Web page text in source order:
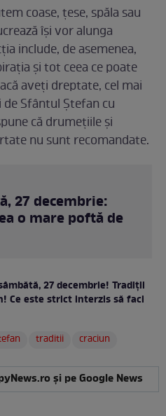
coase, țese, spăla sau
își vor alunga
include, de asemenea,
și tot ceea ce poate
aveți dreptate, cel mai
Sfântul Ștefan cu
că drumețiile și
nu sunt recomandate.
27 decembrie:
o mare poftă de
27 decembrie! Tradiții
Ce este strict interzis să faci
traditii craciun
și pe Google News